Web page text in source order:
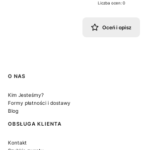
Liczba ocen: 0
Oceń i opisz
Linki w stopce
O NAS
Kim Jesteśmy?
Formy płatności i dostawy
Blog
OBSŁUGA KLIENTA
Kontakt